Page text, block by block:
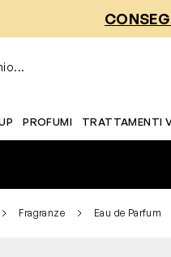
PROFUMI TRATTAMENTI
Fragranze Eau de Parfum